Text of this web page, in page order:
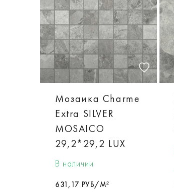
Мозаика Charme
Extra SILVER
MOSAICO
29,2*29,2 LUX
В наличии
631,17 РУБ/М²